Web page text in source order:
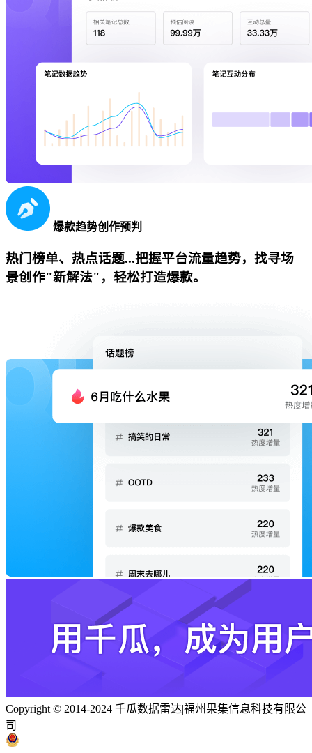
爆款趋势创作预判
热门榜单、热点话题...把握平台流量趋势，找寻场
景创作"新解法"，轻松打造爆款。
Copyright © 2014-2024 千瓜数据雷达|福州果集信息科技有限公
司
|